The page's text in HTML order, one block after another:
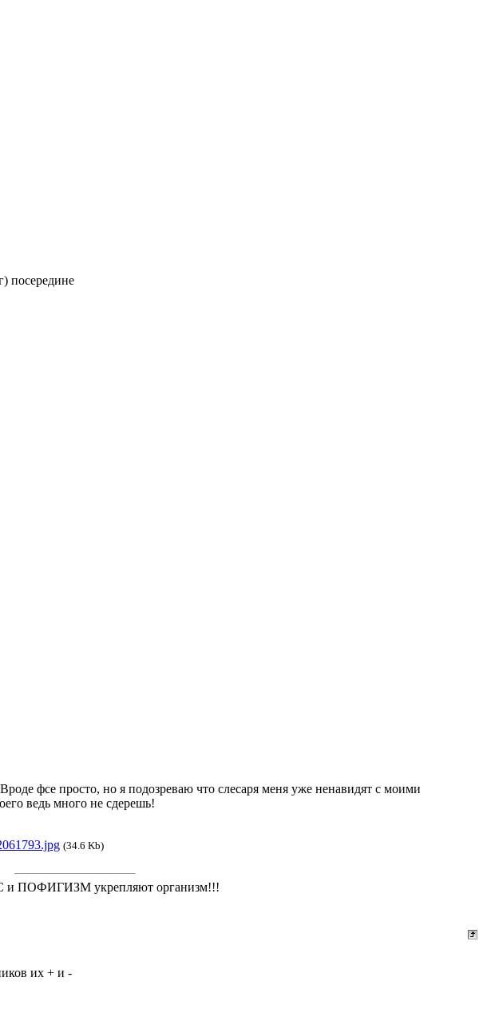
посередине
фсе просто, но я подозреваю что слесаря меня уже ненавидят с моими
ведь много не сдерешь!
(34.6 Kb)
и ПОФИГИЗМ укрепляют организм!!!
их + и -